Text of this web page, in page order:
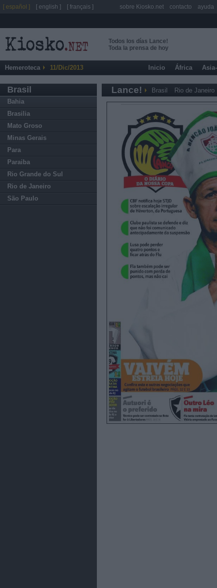
Todos los días Lance!
Toda la prensa de hoy
Hemeroteca 11/Dic/2013 Inicio África
Brasil
Bahia
Brasilia
Mato Groso
Minas Gerais
Para
Paraiba
Rio Grande do Sul
Rio de Janeiro
São Paulo
Lance! Brasil Rio de Janeiro
[ español ] [ english ] [ français ] sobre Kiosko.net contacto ayuda